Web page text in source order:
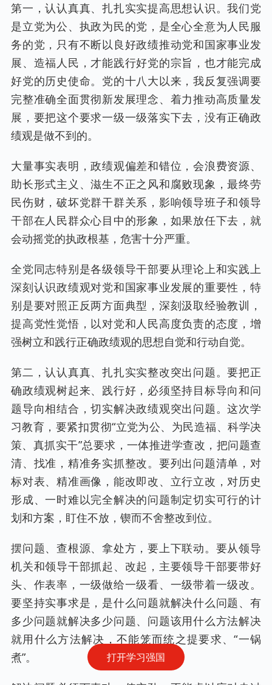
打开学习强国
第一，认认真真、扎扎实实提高思想认识。我们党
是立党为公、执政为民的党，是全心全意为人民服
务的党，只有不断以良好政绩推动党和国家事业发
展、造福人民，才能践行好党的宗旨，也才能完成
好党的历史使命。党的十八大以来，我反复强调要
完整准确全面贯彻新发展理念、着力推动高质量发
展，要把这个要求一级一级落实下去，没有正确政
绩观是做不到的。
大量事实表明，政绩观偏差和错位，会浪费资源、
助长形式主义、滋生不正之风和腐败现象，最终劳
民伤财，破坏党群干群关系，影响领导班子和领导
干部在人民群众心目中的形象，如果放任下去，就
会动摇党的执政根基，危害十分严重。
全党同志特别是各级领导干部要从理论上和实践上
深刻认识政绩观对党和国家事业发展的重要性，特
别是要对照正反两方面典型，深刻汲取经验教训，
提高党性觉悟，以对党和人民高度负责的态度，增
强树立和践行正确政绩观的思想自觉和行动自觉。
第二，认认真真、扎扎实实整改突出问题。要把正
确政绩观树起来、践行好，必须坚持目标导向和问
题导向相结合，切实解决政绩观突出问题。这次学
习教育，要紧扣贯彻“立党为公、为民造福、科学决
策、真抓实干”总要求，一体推进学查改，把问题查
清、找准，精准务实抓整改。要列出问题清单，对
标对表、精准画像，能改即改、立行立改，对历史
形成、一时难以完全解决的问题制定切实可行的计
划和方案，盯住不放，锲而不舍整改到位。
摆问题、查根源、拿处方，要上下联动。要从领导
机关和领导干部抓起、改起，主要领导干部要带好
头、作表率，一级做给一级看、一级带着一级改。
要坚持实事求是，是什么问题就解决什么问题、有
多少问题就解决多少问题、问题该用什么方法解决
就用什么方法解决，不能笼而统之提要求、“一锅
煮”。